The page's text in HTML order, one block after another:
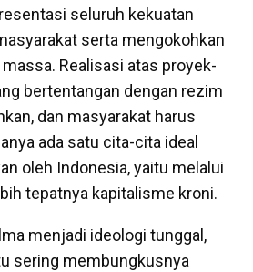
seluruh kekuatan
serta mengokohkan
Realisasi atas proyek-
bertentangan dengan rezim
dan masyarakat harus
ada satu cita-cita ideal
oleh Indonesia, yaitu melalui
tepatnya kapitalisme kroni.
menjadi ideologi tunggal,
sering membungkusnya